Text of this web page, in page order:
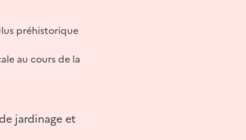
préhistorique
au cours de la
jardinage et